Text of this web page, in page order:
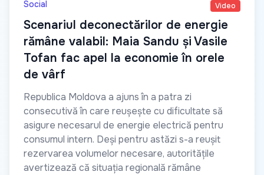
Social Video
Scenariul deconectărilor de energie
rămâne valabil: Maia Sandu și Vasile
Tofan fac apel la economie în orele
de vârf
Republica Moldova a ajuns în a patra zi
consecutivă în care reușește cu dificultate să
asigure necesarul de energie electrică pentru
consumul intern. Deși pentru astăzi s-a reușit
rezervarea volumelor necesare, autoritățile
avertizează că situația regională rămâne